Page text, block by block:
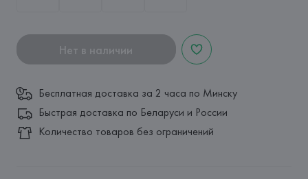
Нет в наличии
Бесплатная доставка за 2 часа по Минску
Быстрая доставка по Беларуси и России
Количество товаров без ограничений